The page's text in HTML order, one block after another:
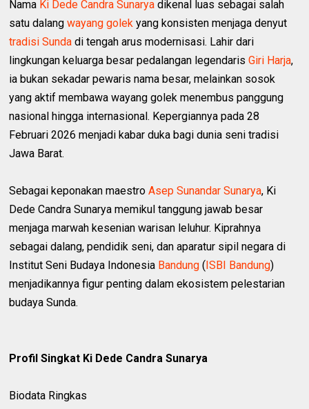
Nama Ki Dede Candra Sunarya dikenal luas sebagai salah
satu dalangwayang golek yang konsisten menjaga denyut
tradisi Sunda di tengah arus modernisasi. Lahir dari
lingkungan keluarga besar pedalangan legendarisGiri Harja,
ia bukan sekadar pewaris nama besar, melainkan sosok
yang aktif membawa wayang golek menembus panggung
nasional hingga internasional. Kepergiannya pada 28
Februari 2026 menjadi kabar duka bagi dunia seni tradisi
Jawa Barat.
Sebagai keponakan maestroAsep Sunandar Sunarya, Ki
Dede Candra Sunarya memikul tanggung jawab besar
menjaga marwah kesenian warisan leluhur. Kiprahnya
sebagai dalang, pendidik seni, dan aparatur sipil negara di
Institut Seni Budaya Indonesia Bandung (ISBI Bandung)
menjadikannya figur penting dalam ekosistem pelestarian
budaya Sunda.
Profil Singkat Ki Dede Candra Sunarya
Biodata Ringkas